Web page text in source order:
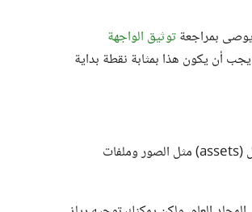
بمراجعةتوثيق الواجهة
أن يكون هذا بمثابة نقطة بداية
تربط العروض بالأصول (assets) مثل الصور وملفات